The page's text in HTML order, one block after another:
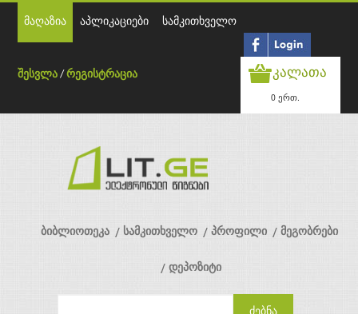
მაღაზია აპლიკაციები სამკითხველო
შესვლა /რეგისტრაცია კალათა
0 ერთ.
ბიბლიოთეკა სამკითხველო პროფილი მეგობრები
დეპოზიტი